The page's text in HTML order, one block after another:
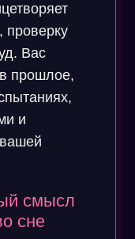
проверку
Вас
прошлое,
и
смысл
сне